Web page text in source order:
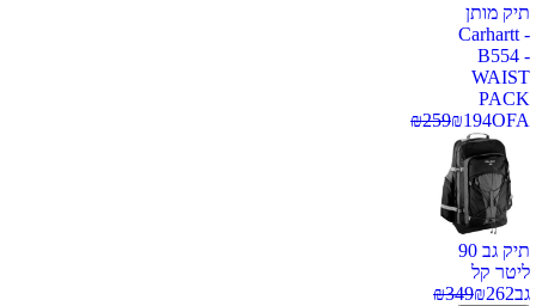
תיק מותן
Carhartt -
B554 -
WAIST
PACK
OFA
₪194
₪259
תיק גב 90
ליטר קל
גב
₪262
₪349